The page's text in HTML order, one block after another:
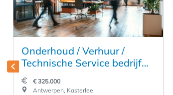
Onderhoud / Verhuur /
Technische Service bedrijf
van Tapinstallaties voor
horeca sector over te
€ 325.000
Antwerpen, Kasterlee